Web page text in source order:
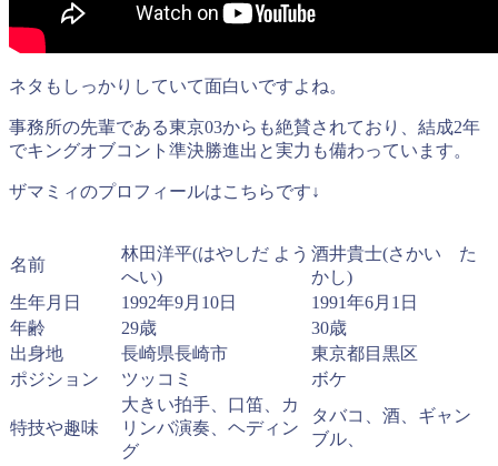
ネタもしっかりしていて面白いですよね。
事務所の先輩である東京03からも絶賛されており、結成2年
でキングオブコント準決勝進出と実力も備わっています。
ザマミィのプロフィールはこちらです↓
名前
林田洋平(はやしだ よう
へい)
酒井貴士(さかい た
かし)
生年月日
1992年9月10日
1991年6月1日
年齢
29歳
30歳
出身地
長崎県長崎市
東京都目黒区
ポジション
ツッコミ ボケ
特技や趣味
大きい拍手、口笛、カ
リンバ演奏、ヘディン
グ
タバコ、酒、ギャン
ブル、